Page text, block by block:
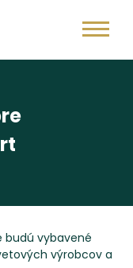
budú vybavené
výrobcov a